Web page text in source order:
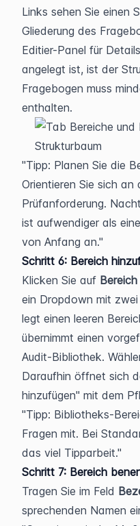
Links sehen Sie einen
Gliederung des
Editier-Panel für
angelegt ist, ist der
Fragebogen muss
enthalten.
Tipp: Planen Sie die
Orientieren Sie sich an
Prüfanforderung.
ist aufwendiger als
von Anfang an.
Schritt 6: Bereich
Klicken Sie auf
ein Dropdown mit zwei
legt einen leeren
übernimmt einen
Audit-Bibliothek.
Daraufhin öffnet sich
hinzufügen" mit dem
Tipp: Bibliotheks-
Fragen mit. Bei
das viel Tipparbeit.
Schritt 7: Bereich
Tragen Sie im Feld
sprechenden Namen